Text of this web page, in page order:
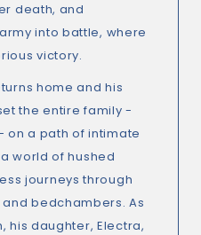
death, and
into battle, where
victory.
home and his
the entire family -
on a path of intimate
world of hushed
journeys through
bedchambers. As
his daughter, Electra,